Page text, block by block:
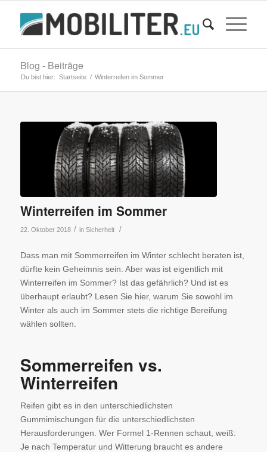
Blog - Beiträge
Du bist hier: Startseite / Winterreifen im Sommer
Winterreifen im Sommer
22. Oktober 2018 / in Sicherheit /
Dass man mit Sommerreifen im Winter schlecht beraten ist,
dürfte kein Geheimnis sein. Aber was ist eigentlich mit
Winterreifen im Sommer? Ist das gefährlich? Und ist es
überhaupt erlaubt? Lesen Sie hier, warum Sie sowohl im
Winter als auch im Sommer stets die richtige Bereifung
wählen sollten.
Sommerreifen vs.
Winterreifen
Reifen gibt es in den unterschiedlichsten
Gummimischungen für die unterschiedlichsten
Herausforderungen. Wer Formel 1-Rennen schaut, weiß:
Je nach Temperatur und Witterung braucht es andere